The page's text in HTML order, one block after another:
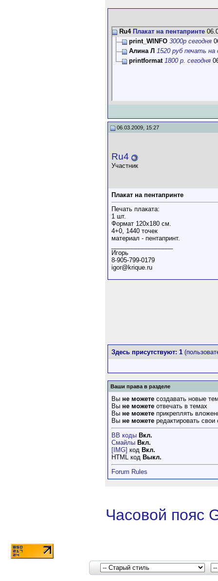
Ru4 Плакат на пентапринте
print_WINFO 3000р сегодня
Алина Л 1520 руб печать на
printformat 1800 р. сегодня
06.03.2009, 15:27
Ru4
Участник
Плакат на пентапринте
Печать плаката:
1 шт.
Формат 120х180 см.
4+0, 1440 точек
материал - пентапринт.
Игорь
8-905-799-0179
igor@krique.ru
Здесь присутствуют: 1
Ваши права в разделе
Вы не можете создавать новые
Вы не можете отвечать в темах
Вы не можете прикреплять
Вы не можете редактировать
BB коды Вкл.
Смайлы Вкл.
[IMG] код Вкл.
HTML код Выкл.
Forum Rules
Часовой пояс